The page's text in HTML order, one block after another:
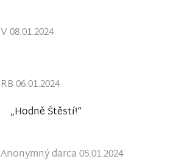
V 08.01.2024
RB 06.01.2024
„Hodně Štěstí!“
Anonymný darca 05.01.2024